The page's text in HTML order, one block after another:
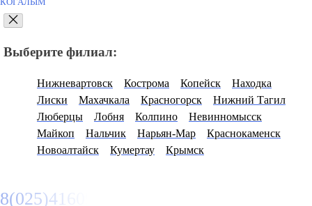
КОГАЛЫМ
Выберите филиал:
Нижневартовск Кострома Копейск
Находка
Лиски
Махачкала Красногорск
Нижний Тагил
Люберцы
Лобня Колпино
Невинномысск
Майкоп
Нальчик Нарьян-Мар
Краснокаменск
Новоалтайск
Кумертау Крымск
8(025)4160950